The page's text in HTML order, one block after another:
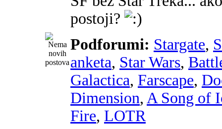
postoji?
Podforumi: Stargate,
anketa, Star Wars,
Galactica, Farscape,
Dimension, A Song of
Fire, LOTR